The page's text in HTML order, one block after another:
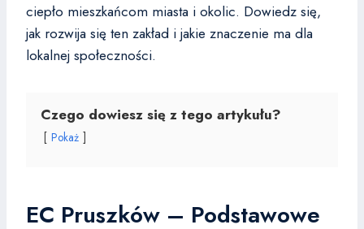
ciepło mieszkańcom miasta i okolic. Dowiedz się,
jak rozwija się ten zakład i jakie znaczenie ma dla
lokalnej społeczności.
Czego dowiesz się z tego artykułu?
Pokaż
EC Pruszków – Podstawowe